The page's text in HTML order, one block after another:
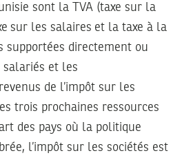
sont la TVA (taxe sur la
sur les salaires et la taxe à la
supportées directement ou
et les
de l’impôt sur les
trois prochaines ressources
des pays où la politique
l’impôt sur les sociétés est